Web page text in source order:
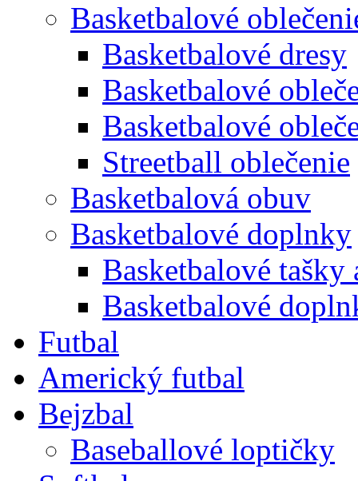
Basketbalové
Basketbalové dresy
Basketbalové
Basketbalové
Streetball oblečenie
Basketbalová obuv
Basketbalové doplnky
Basketbalové tašky
Basketbalové
Futbal
Americký futbal
Bejzbal
Baseballové loptičky